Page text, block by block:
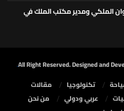
الملكي ومدير مكتب الملك في
تكنولوجيا
مقالات
⁠عربي ودولي
من نحن